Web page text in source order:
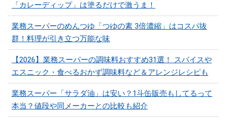
「カレーディップ」は塗るだけで激うま！
業務スーパーのめんつゆ「つゆの素 3倍濃縮」はコスパ抜
群！料理が引き立つ万能な味
【2026】業務スーパーの調味料おすすめ31選！ スパイスや
エスニック・食べるおかず調味料など＆アレンジレシピも
業務スーパー「サラダ油」は安い？1斗缶販売もしてるって
本当？値段や同メーカーとの比較も紹介